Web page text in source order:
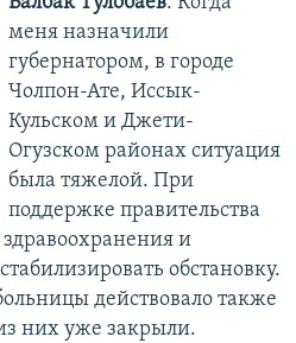
меня назначили
губернатором, в городе
Чолпон-Ате, Иссык-
Кульском и Джети-
Огузском районах ситуация
была тяжелой. При
поддержке правительства
и
обстановку.
действовало также
них уже закрыли.